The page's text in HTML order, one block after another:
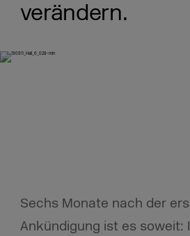
verändern.
Sechs Monate nach der
Ankündigung ist es soweit: